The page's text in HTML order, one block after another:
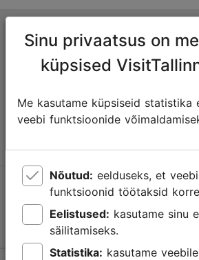
Tallinna turismiinfokeskus
Niguliste 2, 10146 Tallinn, Eesti
info@visittallinn.ee
Jälgi meid @ VisitTallinn
Sinu privaatsus on
küpsised
Me kasutame küpsiseid statistika
veebi funktsioonide
Nõutud:
funktsioonid töötaksid
Eelistused:
säilitamiseks.
Statistika: